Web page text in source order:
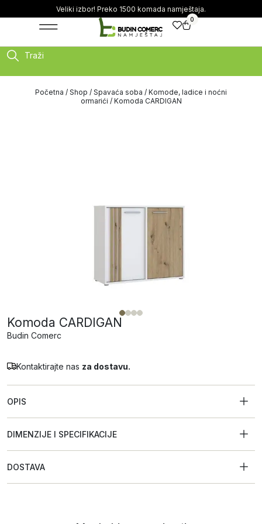
Veliki izbor! Preko 1500 komada namještaja.
0
Traži
Početna / Shop / Spavaća soba / Komode, ladice i noćni
ormarići / Komoda CARDIGAN
Komoda CARDIGAN
Budin Comerc
Kontaktirajte nas za dostavu.
OPIS
DIMENZIJE I SPECIFIKACIJE
DOSTAVA